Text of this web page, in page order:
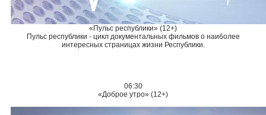
«Пульс республики» (12+)
Пульс республики - цикл документальных фильмов о наиболее
интересных страницах жизни Республики.
06:30
«Доброе утро» (12+)